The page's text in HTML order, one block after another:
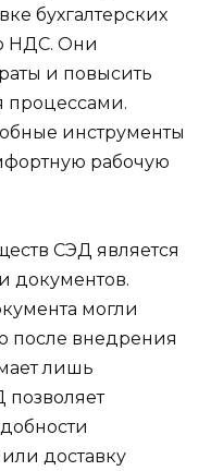
бухгалтерских
НДС. Они
и повысить
процессами.
инструменты
рабочую
СЭД является
документов.
могли
после внедрения
лишь
позволяет
доставку